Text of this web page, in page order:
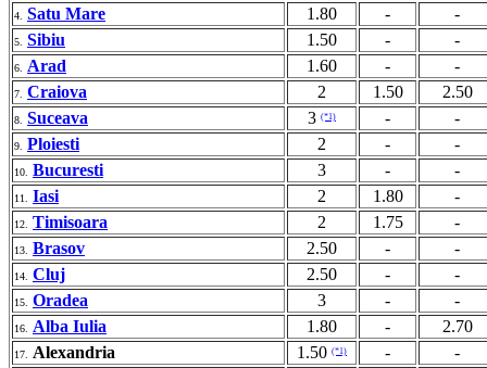
4. Satu Mare 1.80 - -
5. Sibiu 1.50 - -
6. Arad 1.60 - -
7. Craiova 2 1.50 2.50
8. Suceava 3 (*1) - -
9. Ploiesti 2 - -
10. Bucuresti 3 - -
11. Iasi 2 1.80 -
12. Timisoara 2 1.75 -
13. Brasov 2.50 - -
14. Cluj 2.50 - -
15. Oradea 3 - -
16. Alba Iulia 1.80 - 2.70
17. Alexandria 1.50 (*1) - -